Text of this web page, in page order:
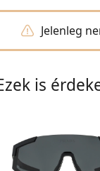
Jelenleg
is